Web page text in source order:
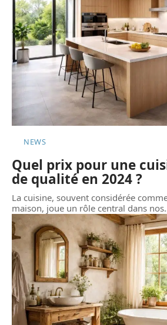
NEWS
Quel prix pour une
de qualité en 2024 ?
La cuisine, souvent considérée
maison, joue un rôle central dans nos